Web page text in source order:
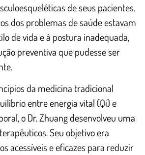
de seus pacientes.
dos problemas de saúde estavam
de vida e à postura inadequada,
preventiva que pudesse ser
da medicina tradicional
entre energia vital (Qi) e
o Dr. Zhuang desenvolveu uma
Seu objetivo era
acessíveis e eficazes para reduzir